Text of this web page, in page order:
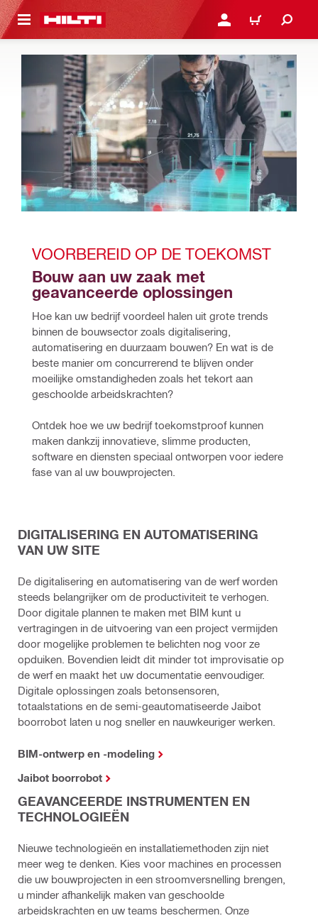
HOOFDINHOUD LOG IN OF REGISTREER
WINKELWAGEN
VOORBEREID OP DE TOEKOMST
Bouw aan uw zaak met
geavanceerde oplossingen
Hoe kan uw bedrijf voordeel halen uit grote trends
binnen de bouwsector zoals digitalisering,
automatisering en duurzaam bouwen? En wat is de
beste manier om concurrerend te blijven onder
moeilijke omstandigheden zoals het tekort aan
geschoolde arbeidskrachten?
Ontdek hoe we uw bedrijf toekomstproof kunnen
maken dankzij innovatieve, slimme producten,
software en diensten speciaal ontworpen voor iedere
fase van al uw bouwprojecten.
DIGITALISERING EN AUTOMATISERING
VAN UW SITE
De digitalisering en automatisering van de werf worden
steeds belangrijker om de productiviteit te verhogen.
Door digitale plannen te maken met BIM kunt u
vertragingen in de uitvoering van een project vermijden
door mogelijke problemen te belichten nog voor ze
opduiken. Bovendien leidt dit minder tot improvisatie op
de werf en maakt het uw documentatie eenvoudiger.
Digitale oplossingen zoals betonsensoren,
totaalstations en de semi-geautomatiseerde Jaibot
boorrobot laten u nog sneller en nauwkeuriger werken.
BIM-ontwerp en -modeling
Jaibot boorrobot
GEAVANCEERDE INSTRUMENTEN EN
TECHNOLOGIEËN
Nieuwe technologieën en installatiemethoden zijn niet
meer weg te denken. Kies voor machines en processen
die uw bouwprojecten in een stroomversnelling brengen,
u minder afhankelijk maken van geschoolde
arbeidskrachten en uw teams beschermen. Onze